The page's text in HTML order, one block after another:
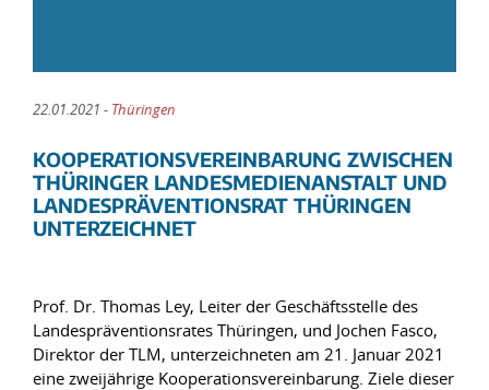
22.01.2021 - Thüringen
KOOPERATIONSVEREINBARUNG ZWISCHEN
THÜRINGER LANDESMEDIENANSTALT UND
LANDESPRÄVENTIONSRAT THÜRINGEN
UNTERZEICHNET
Prof. Dr. Thomas Ley, Leiter der Geschäftsstelle des
Landespräventionsrates Thüringen, und Jochen Fasco,
Direktor der TLM, unterzeichneten am 21. Januar 2021
eine zweijährige Kooperationsvereinbarung. Ziele dieser